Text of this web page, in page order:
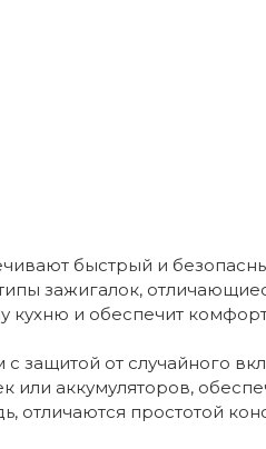
быстрый и
зажигалок,
кухню и обеспечит
защитой от случайного
или аккумуляторов,
отличаются простотой